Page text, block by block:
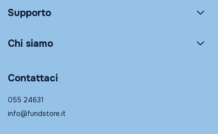
Supporto
Chi siamo
Contattaci
055 24631
info@fundstore.it